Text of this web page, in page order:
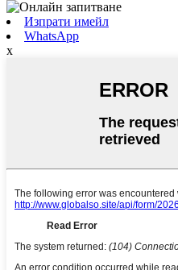
Изпрати имейл
WhatsApp
x